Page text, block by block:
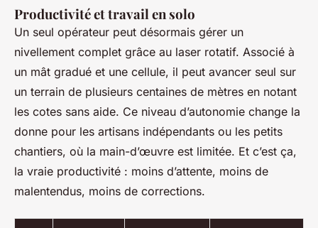
Productivité et travail en solo
Un seul opérateur peut désormais gérer un
nivellement complet grâce au laser rotatif. Associé à
un mât gradué et une cellule, il peut avancer seul sur
un terrain de plusieurs centaines de mètres en notant
les cotes sans aide. Ce niveau d’autonomie change la
donne pour les artisans indépendants ou les petits
chantiers, où la main-d’œuvre est limitée. Et c’est ça,
la vraie productivité : moins d’attente, moins de
malentendus, moins de corrections.